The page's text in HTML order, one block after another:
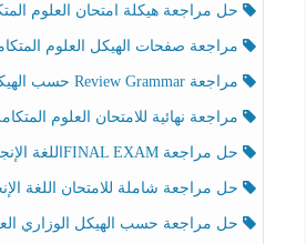
حل مراجعة هيكلة امتحان العلوم المتكاملة الصف
مراجعة صفحات الهيكل العلوم المتكاملة الصف
مراجعة Review Grammar حسب الهيكل اللغة الإنجليزية الصف الخامس الفصل الثالث
مراجعة نهائية للامتحان العلوم المتكاملة الصف
حل مراجعة FINAL EXAMاللغة الإنجليزية الصف الخامس الفصل الثالث
حل مراجعة شاملة للامتحان اللغة الإنجليزية
حل مراجعة حسب الهيكل الوزاري العلوم المتكاملة